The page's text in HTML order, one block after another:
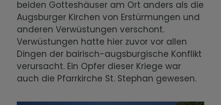
beiden Gotteshäuser am Ort anders als die
Augsburger Kirchen von Erstürmungen und
anderen Verwüstungen verschont.
Verwüstungen hatte hier zuvor vor allen
Dingen der bairisch-augsburgische Konflikt
verursacht. Ein Opfer dieser Kriege war
auch die Pfarrkirche St. Stephan gewesen.